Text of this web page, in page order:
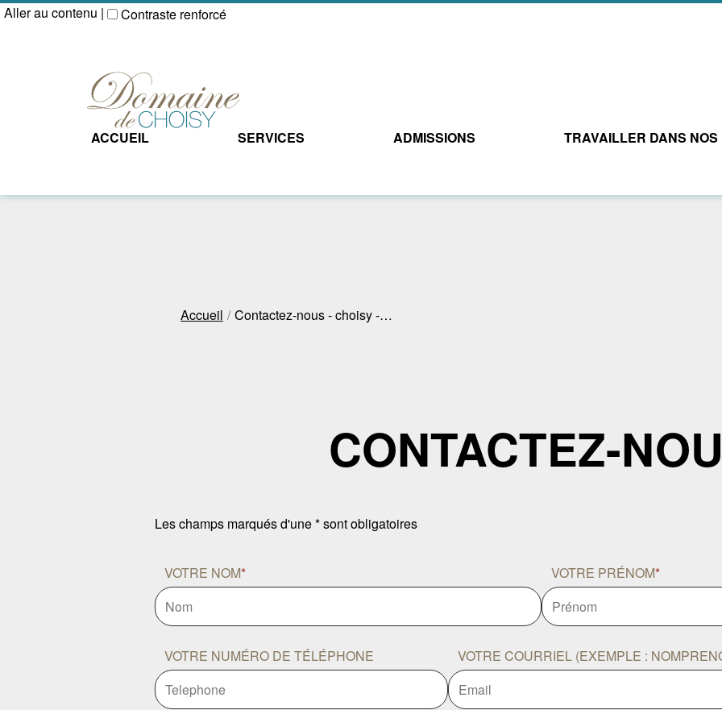
Aller au contenu | Contraste renforcé
ACCUEIL SERVICES ADMISSIONS TRAVAILLER DANS
Accueil Contactez-nous - choisy -…
CONTACTEZ-
Les champs marqués d'une * sont obligatoires
VOTRE NOM* VOTRE PRÉNOM*
VOTRE NUMÉRO DE TÉLÉPHONE VOTRE COURRIEL (EXEMPLE :